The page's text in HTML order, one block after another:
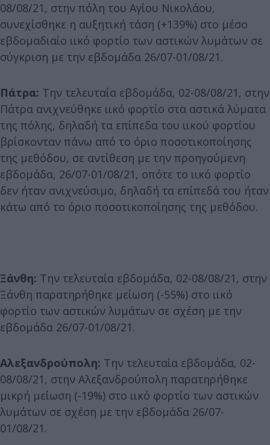
08/08/21, στην πόλη του Αγίου Νικολάου,
συνεχίσθηκε η αυξητική τάση (+139%) στο μέσο
εβδομαδιαίο ιικό φορτίο των αστικών λυμάτων σε
σύγκριση με την εβδομάδα 26/07-01/08/21.
Πάτρα: Την τελευταία εβδομάδα, 02-08/08/21, στην
Πάτρα ανιχνεύθηκε ιικό φορτίο στα αστικά λύματα
της πόλης, δηλαδή τα επίπεδα του ιικού φορτίου
βρίσκονταν πάνω από το όριο ποσοτικοποίησης
της μεθόδου, σε αντίθεση με την προηγούμενη
εβδομάδα, 26/07-01/08/21, οπότε το ιικό φορτίο
δεν ήταν ανιχνεύσιμο, δηλαδή τα επίπεδά του ήταν
κάτω από το όριο ποσοτικοποίησης της μεθόδου.
Ξάνθη: Την τελευταία εβδομάδα, 02-08/08/21, στην
Ξάνθη παρατηρήθηκε μείωση (-55%) στο ιικό
φορτίο των αστικών λυμάτων σε σχέση με την
εβδομάδα 26/07-01/08/21.
Αλεξανδρούπολη: Την τελευταία εβδομάδα, 02-
08/08/21, στην Αλεξανδρούπολη παρατηρήθηκε
μικρή μείωση (-19%) στο ιικό φορτίο των αστικών
λυμάτων σε σχέση με την εβδομάδα 26/07-
01/08/21.